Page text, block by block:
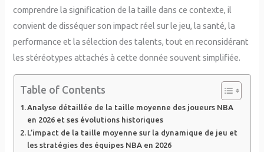
comprendre la signification de la taille dans ce contexte, il
convient de disséquer son impact réel sur le jeu, la santé, la
performance et la sélection des talents, tout en reconsidérant
les stéréotypes attachés à cette donnée souvent simplifiée.
Table of Contents
Analyse détaillée de la taille moyenne des joueurs NBA
en 2026 et ses évolutions historiques
L’impact de la taille moyenne sur la dynamique de jeu et
les stratégies des équipes NBA en 2026